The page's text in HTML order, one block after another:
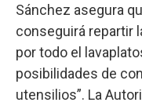
Sánchez asegura
conseguirá repartir
por todo el
posibilidades de
utensilios”. La